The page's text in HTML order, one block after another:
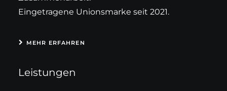
Eingetragene Unionsmarke seit 2021.
MEHR ERFAHREN
Leistungen